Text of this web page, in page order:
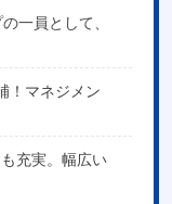
一員として、
！マネジメン
充実。幅広い